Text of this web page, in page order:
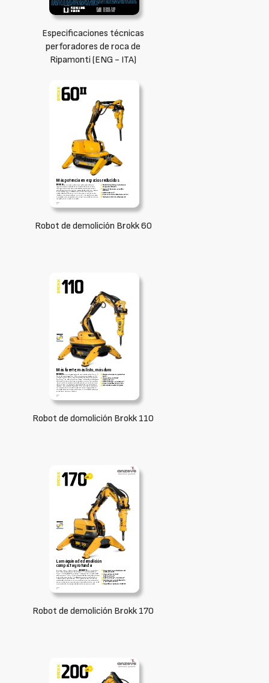
Especificaciones técnicas
perforadores de roca de
Ripamonti (ENG - ITA)
Robot de demolición Brokk 60
Robot de domolición Brokk 110
Robot de demolición Brokk 170